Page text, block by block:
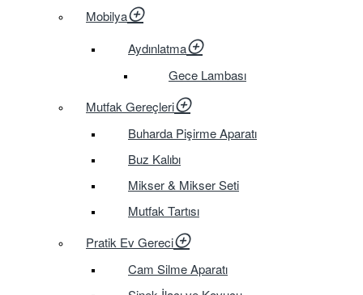
Mobilya
Aydınlatma
Gece Lambası
Mutfak Gereçleri
Buharda Pişirme Aparatı
Buz Kalıbı
Mikser & Mikser Seti
Mutfak Tartısı
Pratik Ev Gereci
Cam Silme Aparatı